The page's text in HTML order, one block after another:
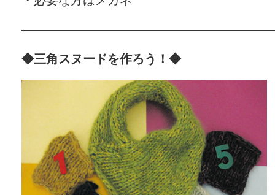
◆三角スヌードを作ろう！◆